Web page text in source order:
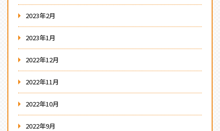
2023年2月
2023年1月
2022年12月
2022年11月
2022年10月
2022年9月